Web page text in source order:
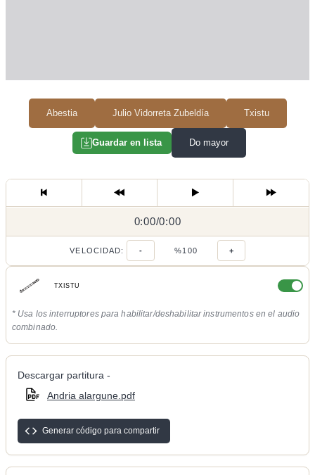
Abestia Julio Vidorreta Zubeldía Txistu
Guardar en lista Do mayor
0:00/
0:00/0:00
VELOCIDAD: - %100 +
TXISTU
* Usa los interruptores para habilitar/deshabilitar instrumentos en el audio
combinado.
Descargar partitura -
Andria alargune.pdf
Generar código para compartir